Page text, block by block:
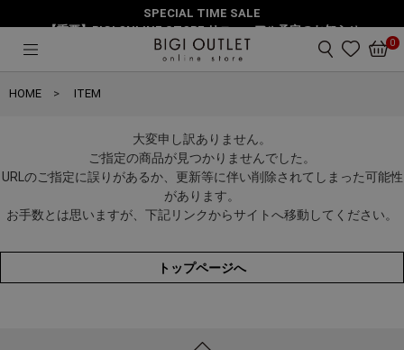
SPECIAL TIME SALE
【重要】BIGI ONLINE STORE リニューアル予定のお知らせ
0
HOME ITEM
大変申し訳ありません。
ご指定の商品が見つかりませんでした。
URLのご指定に誤りがあるか、更新等に伴い削除されてしまった可能性
があります。
お手数とは思いますが、下記リンクからサイトへ移動してください。
トップページへ